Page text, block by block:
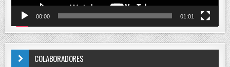
00:00 01:01
COLABORADORES